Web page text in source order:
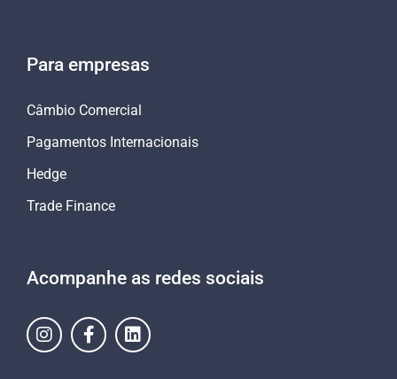
Para empresas
Câmbio Comercial
Pagamentos Internacionais
Hedge
Trade Finance
Acompanhe as redes sociais